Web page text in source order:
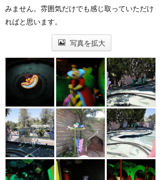
みません。雰囲気だけでも感じ取っていただけ
ればと思います。
写真を拡大